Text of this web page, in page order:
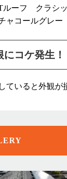
ーフ クラシ
ールグレー
コケ発生！
ていると外観が